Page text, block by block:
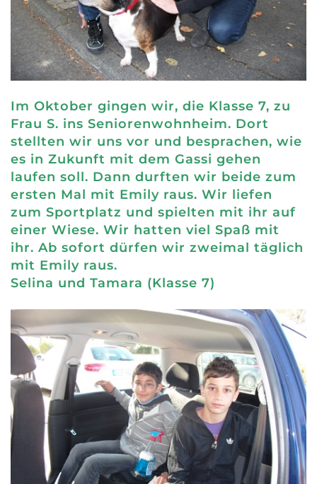
Im Oktober gingen wir, die Klasse 7, zu
Frau S. ins Seniorenwohnheim. Dort
stellten wir uns vor und besprachen, wie
es in Zukunft mit dem Gassi gehen
laufen soll. Dann durften wir beide zum
ersten Mal mit Emily raus. Wir liefen
zum Sportplatz und spielten mit ihr auf
einer Wiese. Wir hatten viel Spaß mit
ihr. Ab sofort dürfen wir zweimal täglich
mit Emily raus.
Selina und Tamara (Klasse 7)